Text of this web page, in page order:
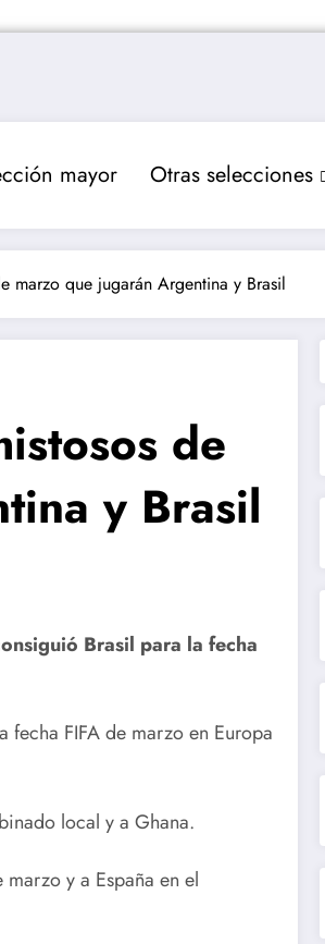
mayor Otras selecciones
marzo que jugarán Argentina y Brasil
de
y Brasil
Brasil para la fecha
FIFA de marzo en Europa
local y a Ghana.
y a España en el